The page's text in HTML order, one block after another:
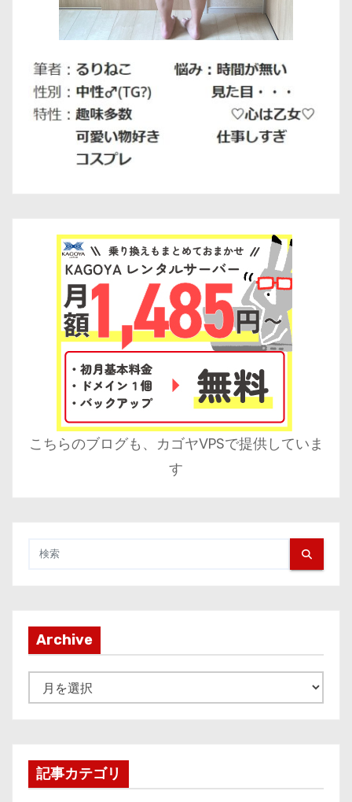
こちらのブログも、カゴヤVPSで提供していま
す
Archive
r
v
記事カテゴリ